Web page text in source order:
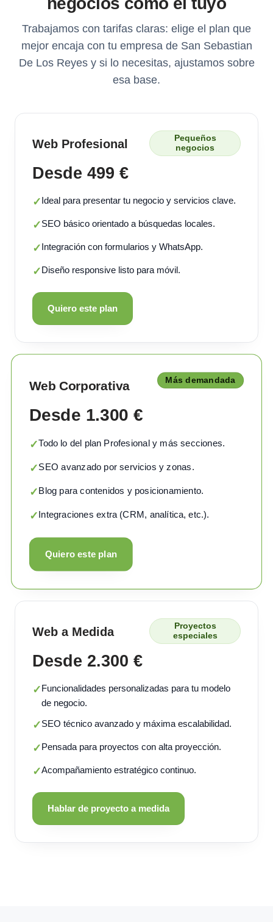
Trabajamos con tarifas claras: elige el plan que
mejor encaja con tu empresa de San Sebastian
De Los Reyes y si lo necesitas, ajustamos sobre
esa base.
Web Profesional
Pequeños
negocios
Desde 499 €
✓Ideal para presentar tu negocio y servicios clave.
✓SEO básico orientado a búsquedas locales.
✓Integración con formularios y WhatsApp.
✓Diseño responsive listo para móvil.
Quiero este plan
Web Corporativa Más demandada
Desde 1.300 €
✓Todo lo del plan Profesional y más secciones.
✓SEO avanzado por servicios y zonas.
✓Blog para contenidos y posicionamiento.
✓Integraciones extra (CRM, analítica, etc.).
Quiero este plan
Web a Medida
Proyectos
especiales
Desde 2.300 €
✓Funcionalidades personalizadas para tu modelo
de negocio.
✓SEO técnico avanzado y máxima escalabilidad.
✓Pensada para proyectos con alta proyección.
✓Acompañamiento estratégico continuo.
Hablar de proyecto a medida